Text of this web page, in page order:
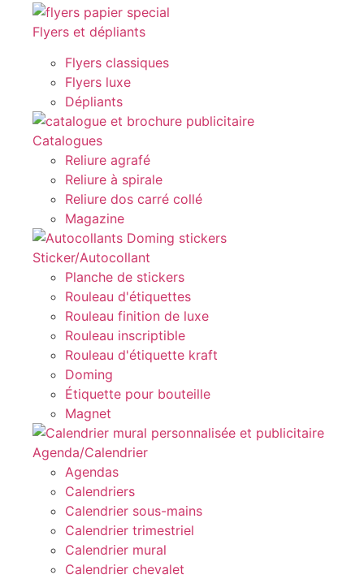
Flyers et dépliants
Flyers classiques
Flyers luxe
Dépliants
Catalogues
Reliure agrafé
Reliure à spirale
Reliure dos carré collé
Magazine
Sticker/Autocollant
Planche de stickers
Rouleau d'étiquettes
Rouleau finition de luxe
Rouleau inscriptible
Rouleau d'étiquette kraft
Doming
Étiquette pour bouteille
Magnet
Agenda/Calendrier
Agendas
Calendriers
Calendrier sous-mains
Calendrier trimestriel
Calendrier mural
Calendrier chevalet